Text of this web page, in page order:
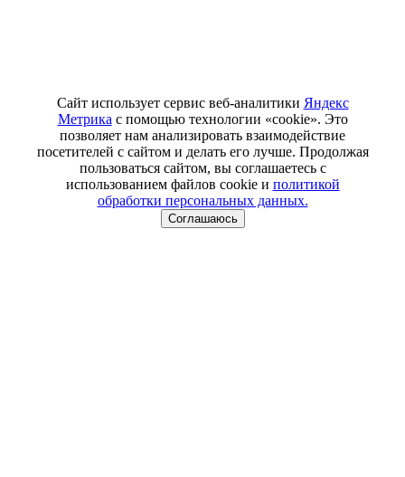
Сайт использует сервис веб-аналитики Яндекс
Метрика с помощью технологии «cookie». Это
позволяет нам анализировать взаимодействие
посетителей с сайтом и делать его лучше. Продолжая
пользоваться сайтом, вы соглашаетесь с
использованием файлов cookie и политикой
обработки персональных данных.
Соглашаюсь